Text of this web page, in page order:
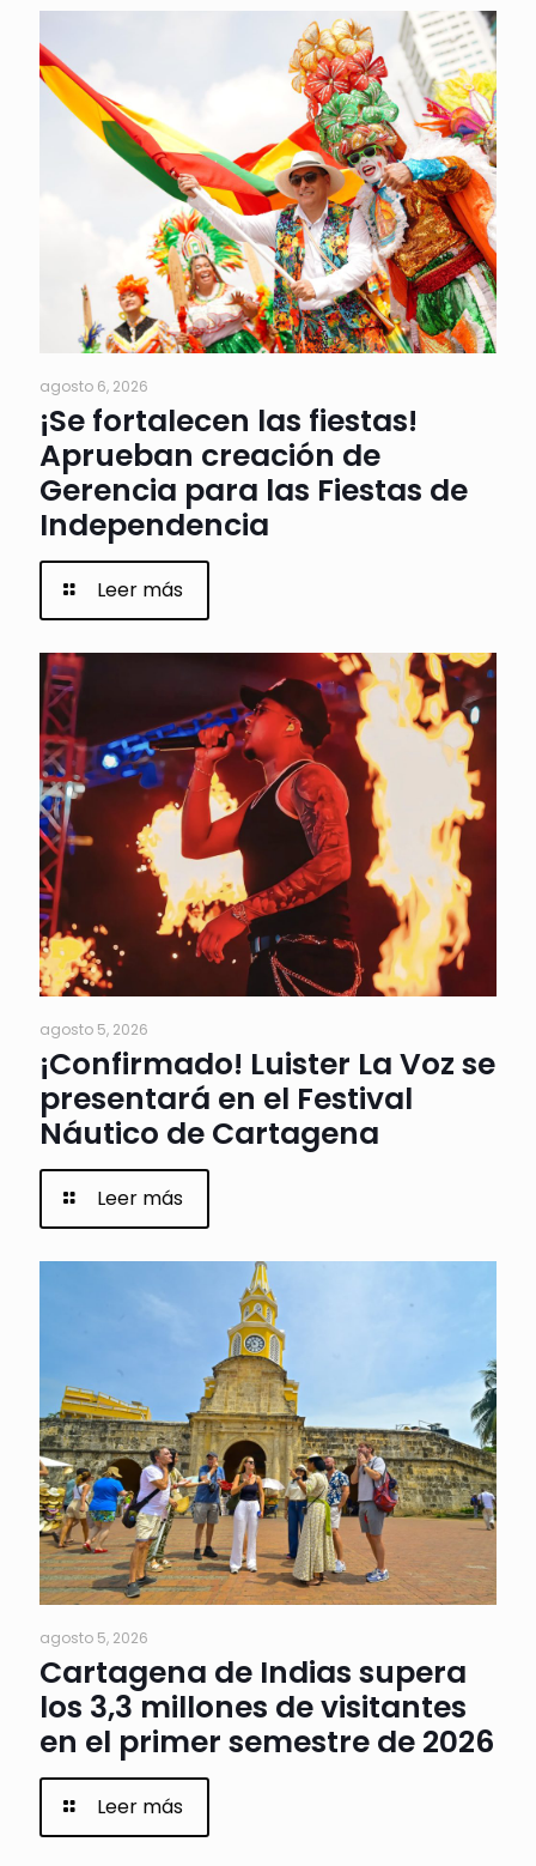
agosto 6, 2026
¡Se fortalecen las fiestas!
Aprueban creación de
Gerencia para las Fiestas de
Independencia
Leer más
agosto 5, 2026
¡Confirmado! Luister La Voz se
presentará en el Festival
Náutico de Cartagena
Leer más
agosto 5, 2026
Cartagena de Indias supera
los 3,3 millones de visitantes
en el primer semestre de 2026
Leer más